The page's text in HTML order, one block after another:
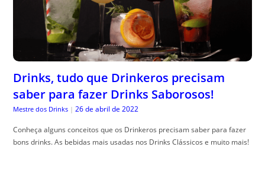
Drinks, tudo que Drinkeros precisam
saber para fazer Drinks Saborosos!
Mestre dos Drinks | 26 de abril de 2022
Conheça alguns conceitos que os Drinkeros precisam saber para fazer
bons drinks. As bebidas mais usadas nos Drinks Clássicos e muito mais!